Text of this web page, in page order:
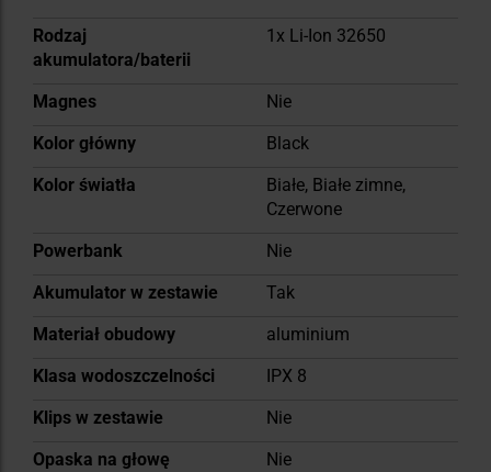
Rodzaj
akumulatora/baterii
1x Li-Ion 32650
Magnes
Nie
Kolor główny
Black
Kolor światła
Białe, Białe zimne,
Czerwone
Powerbank
Nie
Akumulator w zestawie
Tak
Materiał obudowy
aluminium
Klasa wodoszczelności
IPX 8
Klips w zestawie
Nie
Opaska na głowę
Nie